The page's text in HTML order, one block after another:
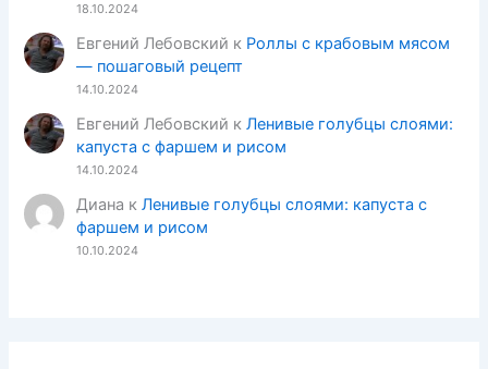
18.10.2024
Евгений Лебовский к Роллы с крабовым мясом
— пошаговый рецепт
14.10.2024
Евгений Лебовский к Ленивые голубцы слоями:
капуста с фаршем и рисом
14.10.2024
Диана к Ленивые голубцы слоями: капуста с
фаршем и рисом
10.10.2024